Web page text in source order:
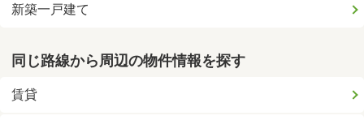
新築一戸建て
同じ路線から周辺の物件情報を探す
賃貸